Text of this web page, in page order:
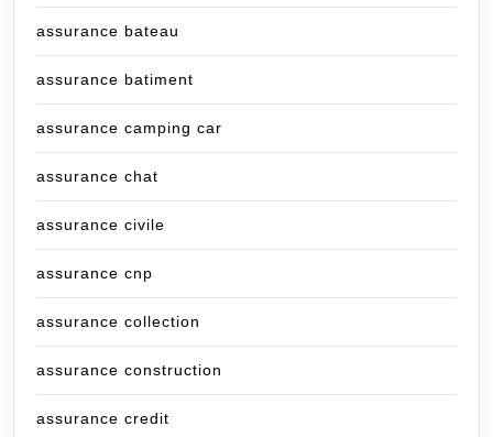
assurance bateau
assurance batiment
assurance camping car
assurance chat
assurance civile
assurance cnp
assurance collection
assurance construction
assurance credit